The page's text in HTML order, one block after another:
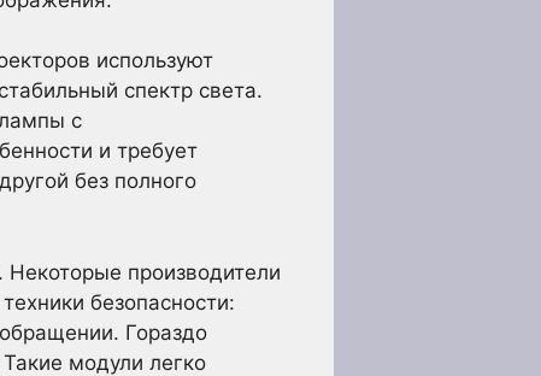
используют
спектр света.
с
и требует
без полного
производители
безопасности:
Гораздо
модули легко